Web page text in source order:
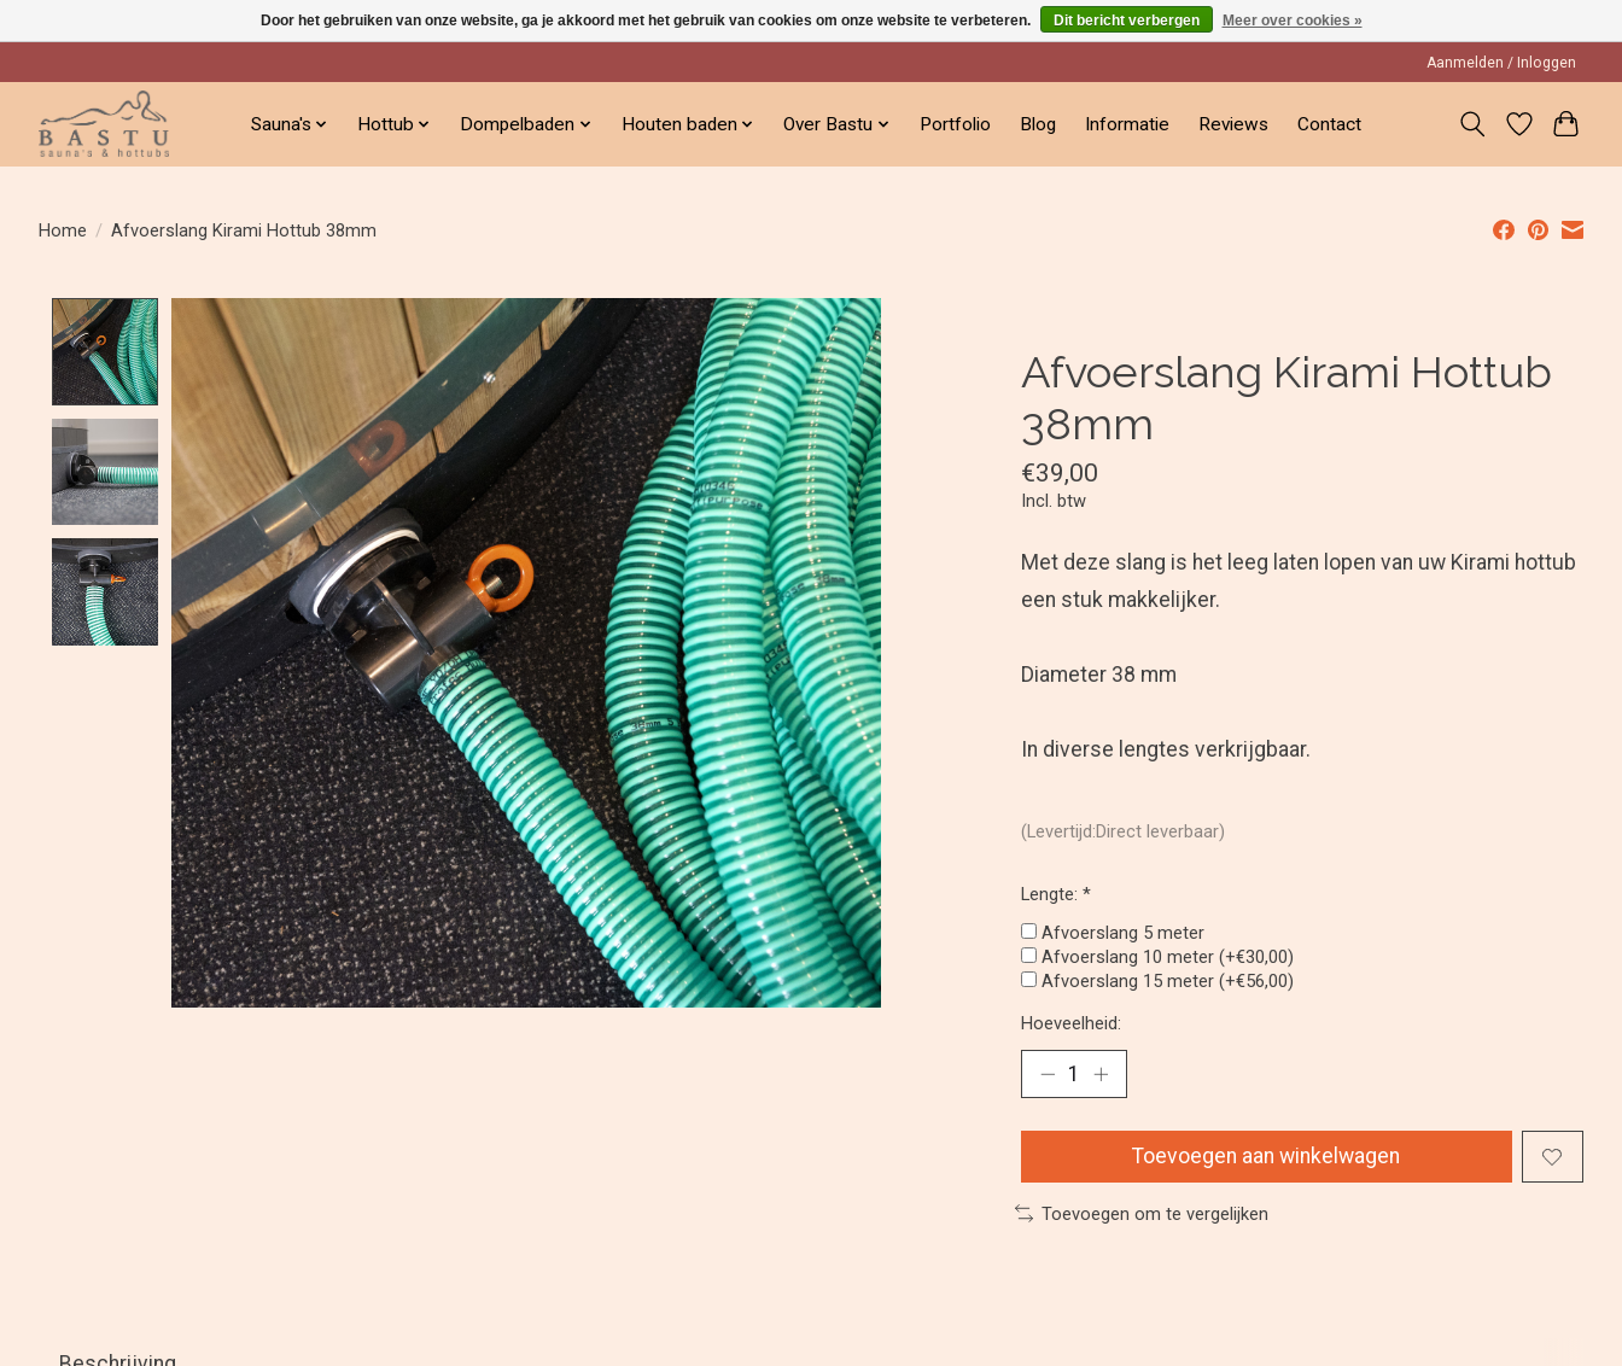
Aanmelden / Inloggen
Sauna's Hottub Dompelbaden Houten baden Over Bastu Portfolio Blog Informatie Reviews Contact
Home / Afvoerslang Kirami Hottub 38mm
Product image slideshow Items
Afvoerslang Kirami Hottub
38mm
€39,00
Incl. btw
Met deze slang is het leeg laten lopen van uw Kirami hottub
een stuk makkelijker.
Diameter 38 mm
In diverse lengtes verkrijgbaar.
(Levertijd:Direct leverbaar)
Lengte: *
Afvoerslang 5 meter
Afvoerslang 10 meter (+€30,00)
Afvoerslang 15 meter (+€56,00)
Hoeveelheid:
Toevoegen aan winkelwagen
Toevoegen om te vergelijken
Door het gebruiken van onze website, ga je akkoord met het gebruik van cookies om onze website te verbeteren. Dit bericht verbergen Meer over cookies »